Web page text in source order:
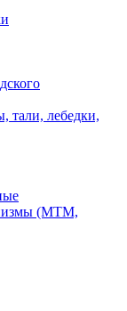
тали, лебедки,
(МТМ,